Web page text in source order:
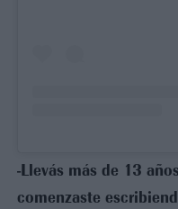
-Llevás más de 13
comenzaste